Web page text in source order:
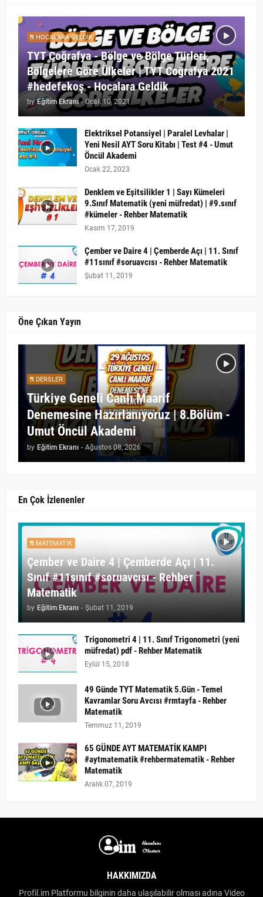
HOCALARA GELDIK
TYT Coğrafya - Bölge ve Bölge Türleri,
Bölgelere Göre Ülkeler | TYT Coğrafya 2021
#hedefekoş - Hocalara Geldik
by Eğitim Ekranı - Ocak 10, 2021
Elektriksel Potansiyel | Paralel Levhalar |
Yeni Nesil AYT Soru Kitabı | Test #4 - Umut
Öncül Akademi
Ocak 22, 2023
Denklem ve Eşitsilikler 1 | Sayı Kümeleri
9.Sınıf Matematik (yeni müfredat) | #9.sınıf
#kümeler - Rehber Matematik
Kasım 17, 2019
Çember ve Daire 4 | Çemberde Açı | 11. Sınıf
#11sınıf #soruavcısı - Rehber Matematik
Şubat 11, 2019
Öne Çıkan Yayın
DERSLER
Türkiye Geneli Canlı Maarif
Denemesine Hazırlanıyoruz | 8.Bölüm -
Umut Öncül Akademi
by Eğitim Ekranı - Ağustos 08, 2026
En Çok İzlenenler
MATEMATIK
Çember ve Daire 4 | Çemberde Açı | 11.
Sınıf #11sınıf #soruavcısı - Rehber
Matematik
by Eğitim Ekranı - Şubat 11, 2019
Trigonometri 4 | 11. Sınıf Trigonometri (yeni
müfredat) pdf - Rehber Matematik
Eylül 15, 2018
49 Günde TYT Matematik 5.Gün - Temel
Kavramlar Soru Avcısı #rmtayfa - Rehber
Matematik
Temmuz 11, 2019
65 GÜNDE AYT MATEMATİK KAMPI
#aytmatematik #rehbermatematik - Rehber
Matematik
Aralık 07, 2019
HAKKIMIZDA
Profil.im Platformu bilginin daha ulaşılabilir olması adına Video